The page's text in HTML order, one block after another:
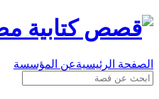
الصفحة الرئيسيةعن المؤسسة